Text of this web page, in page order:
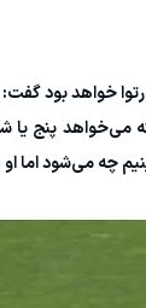
خواهد بود
که می‌خواهد
چه می‌شود